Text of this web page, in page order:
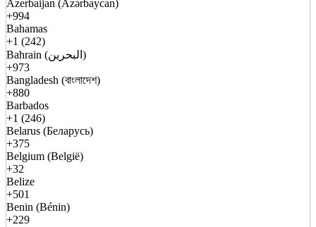
Azerbaijan (Azərbaycan)
+994
Bahamas
+1 (242)
Bahrain (البحرين)
+973
Bangladesh (বাংলাদেশ)
+880
Barbados
+1 (246)
Belarus (Беларусь)
+375
Belgium (België)
+32
Belize
+501
Benin (Bénin)
+229